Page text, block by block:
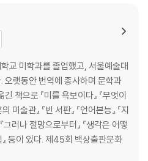
교 미학과를 졸업했고, 서울예술대
오랫동안 번역에 종사하며 문학과
책으로 『미를 욕보이다』 『무엇이
미술관』 『빈 서판』 『언어본능』 『지
그러나 절망으로부터』 『생각은 어떻
』 등이 있다. 제45회 백상출판문화